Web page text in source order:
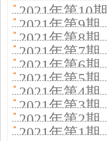
2021年第10期
2021年第9期
2021年第8期
2021年第7期
2021年第6期
2021年第5期
2021年第4期
2021年第3期
2021年第2期
2021年第1期